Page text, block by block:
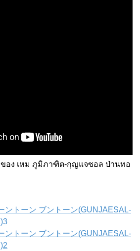
อง เหม ภูมิภาฑิต-กุญแจซอล ป่านทอ
ントーン ブントーン(GUNJAESAL-
ントーン ブントーン(GUNJAESAL-